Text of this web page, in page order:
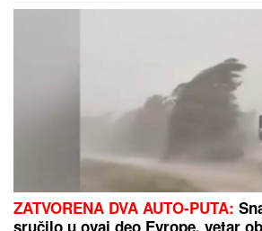
(FOTO) BELI
KOVČEG ZA
Porodica ispratila
ugušio turski
Sveštenik držao